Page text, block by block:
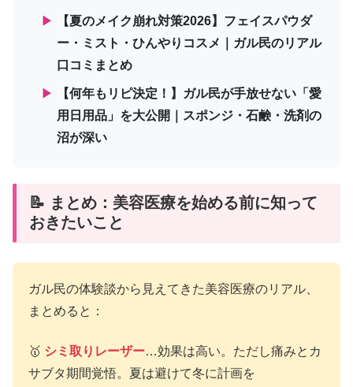
▶
【夏のメイク崩れ対策2026】フェイスパウダ
ー・ミスト・ひんやりコスメ｜ガル民のリアル
口コミまとめ
▶
【何年もリピ決定！】ガル民が手放せない「愛
用日用品」を大公開｜スポンジ・石鹸・洗剤の
沼が深い
📝 まとめ：美容医療を始める前に知って
おきたいこと
ガル民の体験談から見えてきた美容医療のリアル、
まとめると：
🥇 シミ取りレーザー…効果は高い。ただし痛みとカ
サブタ期間覚悟。夏は避けて冬に計画を